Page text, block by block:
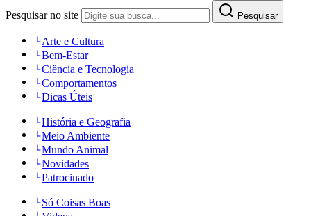
Pesquisar no site Pesquisar
Arte e Cultura
Bem-Estar
Ciência e Tecnologia
Comportamentos
Dicas Úteis
História e Geografia
Meio Ambiente
Mundo Animal
Novidades
Patrocinado
Só Coisas Boas